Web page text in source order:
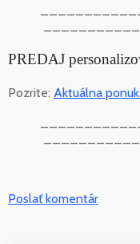
PREDAJ
Pozrite: Aktuálna
Poslať komentár